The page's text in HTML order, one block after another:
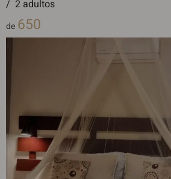
/ 2 adultos
de 650